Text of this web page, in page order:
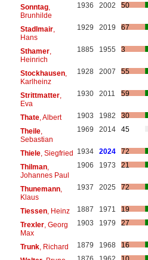
Sonntag,
Brunhilde
1936 2002 50
Stadlmair,
Hans
1929 2019 67
Sthamer,
Heinrich
1885 1955 3
Stockhausen,
Karlheinz
1928 2007 55
Strittmatter,
Eva
1930 2011 59
Thate, Albert 1903 1982
30
Theile,
Sebastian
1969 2014 45
Thiele, Siegfried 1934 2024
72
Thilman,
Johannes Paul
1906 1973 21
Thunemann,
Klaus
1937 2025 72
Tiessen, Heinz 1887 1971
19
Trexler, Georg
Max
1903 1979 27
Trunk, Richard 1879 1968
16